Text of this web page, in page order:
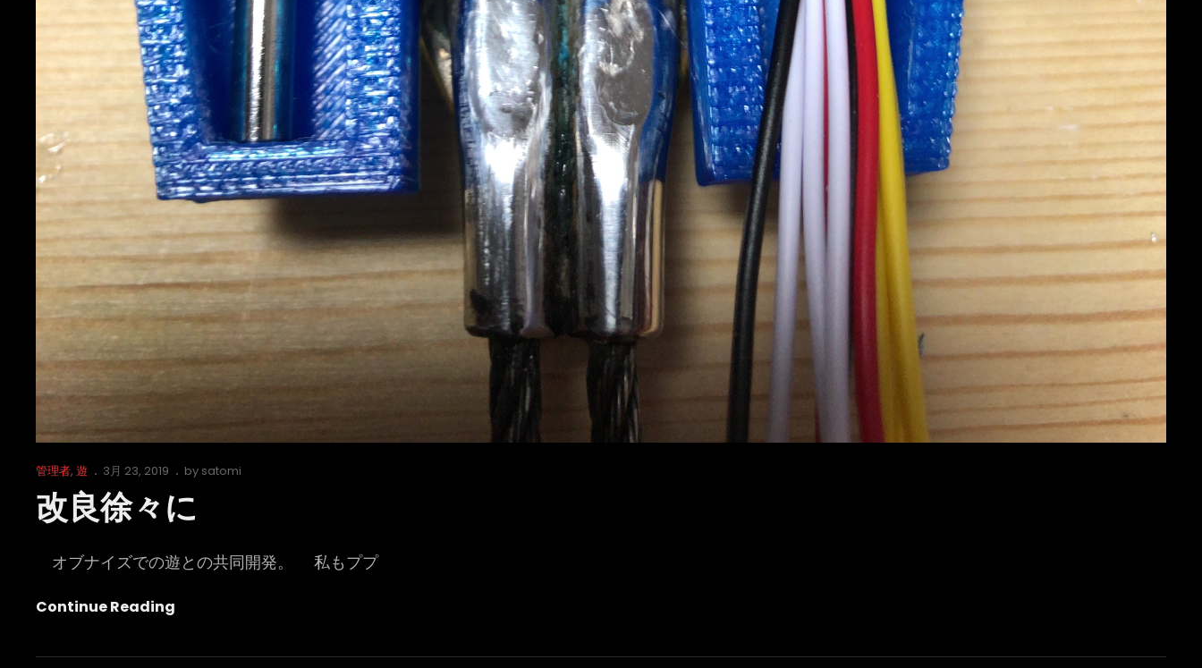
Cat
Links
管理者, 遊
Posted
on
3月 23, 2019 by satomi
改良徐々に
オブナイズでの遊との共同開発。 私もププ
Continue Reading
徐々